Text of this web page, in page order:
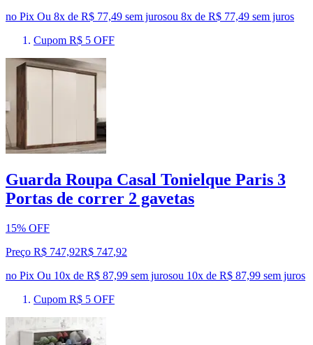
no Pix Ou 8x de R$ 77,49 sem jurosou 8x de R$ 77,49 sem juros
Cupom R$ 5 OFF
Guarda Roupa Casal Tonielque Paris 3
Portas de correr 2 gavetas
15% OFF
Preço R$ 747,92R$ 747,92
no Pix Ou 10x de R$ 87,99 sem jurosou 10x de R$ 87,99 sem juros
Cupom R$ 5 OFF